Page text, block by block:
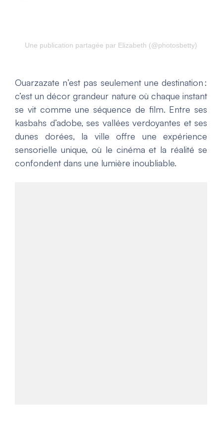
Une publication partagée par Elizabeth (@photosbetty)
Ouarzazate n’est pas seulement une destination :
c’est un décor grandeur nature où chaque instant
se vit comme une séquence de film. Entre ses
kasbahs d’adobe, ses vallées verdoyantes et ses
dunes dorées, la ville offre une expérience
sensorielle unique, où le cinéma et la réalité se
confondent dans une lumière inoubliable.